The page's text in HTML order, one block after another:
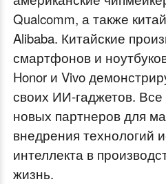
Qualcomm, а также
Alibaba. Китайские
смартфонов и
Honor и Vivo
своих ИИ-гаджетов.
новых партнеров для
внедрения технологий
интеллекта в
жизнь.